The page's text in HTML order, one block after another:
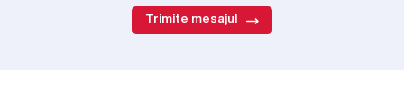
Trimite mesajul